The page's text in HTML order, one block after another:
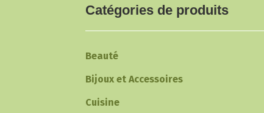
Catégories de produits
Beauté
Bijoux et Accessoires
Cuisine